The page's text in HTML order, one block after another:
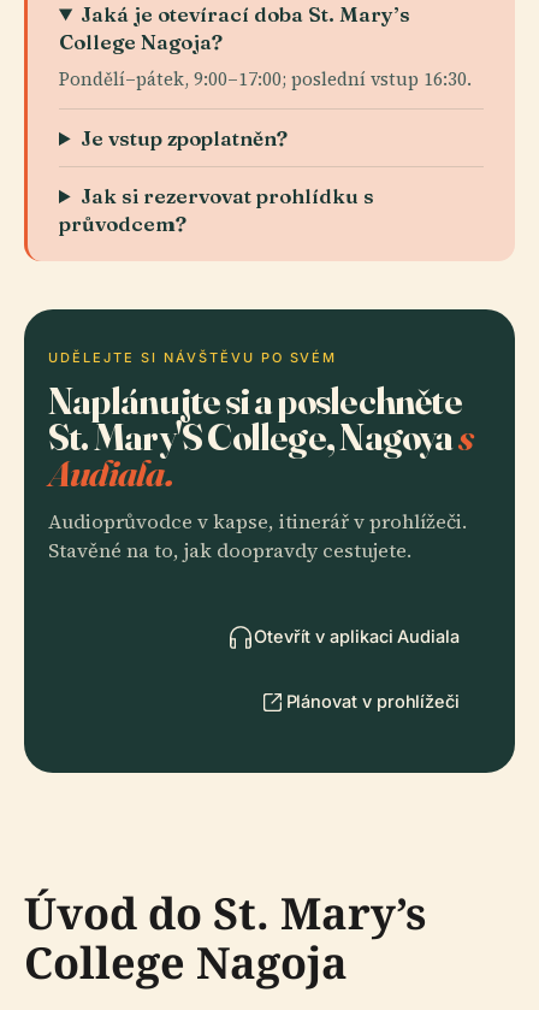
Jaká je otevírací doba St. Mary’s
College Nagoja?
Pondělí–pátek, 9:00–17:00; poslední vstup 16:30.
Je vstup zpoplatněn?
Jak si rezervovat prohlídku s
průvodcem?
UDĚLEJTE SI NÁVŠTĚVU PO SVÉM
Naplánujte si a poslechněte
St. Mary'S College, Nagoyas
Audiala.
Audioprůvodce v kapse, itinerář v prohlížeči.
Stavěné na to, jak doopravdy cestujete.
Otevřít v aplikaci Audiala
Plánovat v prohlížeči
Úvod do St. Mary’s
College Nagoja